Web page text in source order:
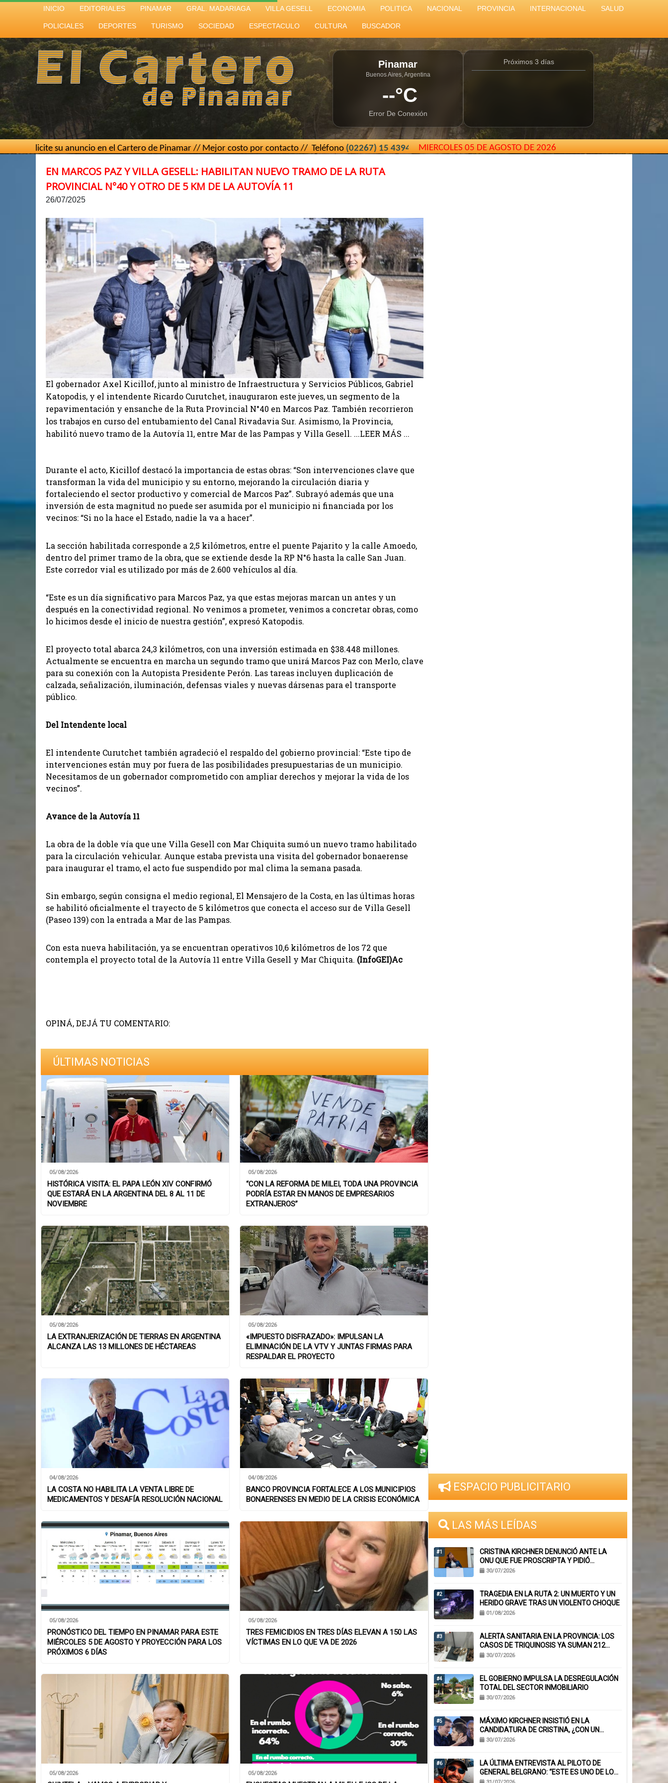
INICIO EDITORIALES PINAMAR GRAL. MADARIAGA VILLA GESELL ECONOMIA POLITICA NACIONAL PROVINCIA INTERNACIONAL SALUD
POLICIALES DEPORTES TURISMO SOCIEDAD ESPECTACULO CULTURA BUSCADOR
Pinamar
Buenos Aires, Argentina
--°C
Error De Conexión
Próximos 3 días
su anuncio en el Cartero de Pinamar // Mejor costo por contacto // Teléfono(02267) 15 439493// El Cartero de Pinamar - Buenos Aires - Argentina //
MIERCOLES 05 DE AGOSTO DE 2026
EN MARCOS PAZ Y VILLA GESELL: HABILITAN NUEVO TRAMO DE LA RUTA
PROVINCIAL N°40 Y OTRO DE 5 KM DE LA AUTOVÍA 11
26/07/2025
El gobernador Axel Kicillof, junto al ministro de Infraestructura y Servicios Públicos, Gabriel
Katopodis, y el intendente Ricardo Curutchet, inauguraron este jueves, un segmento de la
repavimentación y ensanche de la Ruta Provincial N°40 en Marcos Paz. También recorrieron
los trabajos en curso del entubamiento del Canal Rivadavia Sur. Asimismo, la Provincia,
habilitó nuevo tramo de la Autovía 11, entre Mar de las Pampas y Villa Gesell. ...LEER MÁS ...
Durante el acto, Kicillof destacó la importancia de estas obras: “Son intervenciones clave que
transforman la vida del municipio y su entorno, mejorando la circulación diaria y
fortaleciendo el sector productivo y comercial de Marcos Paz”. Subrayó además que una
inversión de esta magnitud no puede ser asumida por el municipio ni financiada por los
vecinos: “Si no la hace el Estado, nadie la va a hacer”.
La sección habilitada corresponde a 2,5 kilómetros, entre el puente Pajarito y la calle Amoedo,
dentro del primer tramo de la obra, que se extiende desde la RP N°6 hasta la calle San Juan.
Este corredor vial es utilizado por más de 2.600 vehículos al día.
“Este es un día significativo para Marcos Paz, ya que estas mejoras marcan un antes y un
después en la conectividad regional. No venimos a prometer, venimos a concretar obras, como
lo hicimos desde el inicio de nuestra gestión”, expresó Katopodis.
El proyecto total abarca 24,3 kilómetros, con una inversión estimada en $38.448 millones.
Actualmente se encuentra en marcha un segundo tramo que unirá Marcos Paz con Merlo, clave
para su conexión con la Autopista Presidente Perón. Las tareas incluyen duplicación de
calzada, señalización, iluminación, defensas viales y nuevas dársenas para el transporte
público.
Del Intendente local
El intendente Curutchet también agradeció el respaldo del gobierno provincial: “Este tipo de
intervenciones están muy por fuera de las posibilidades presupuestarias de un municipio.
Necesitamos de un gobernador comprometido con ampliar derechos y mejorar la vida de los
vecinos”.
Avance de la Autovía 11
La obra de la doble vía que une Villa Gesell con Mar Chiquita sumó un nuevo tramo habilitado
para la circulación vehicular. Aunque estaba prevista una visita del gobernador bonaerense
para inaugurar el tramo, el acto fue suspendido por mal clima la semana pasada.
Sin embargo, según consigna el medio regional, El Mensajero de la Costa, en las últimas horas
se habilitó oficialmente el trayecto de 5 kilómetros que conecta el acceso sur de Villa Gesell
(Paseo 139) con la entrada a Mar de las Pampas.
Con esta nueva habilitación, ya se encuentran operativos 10,6 kilómetros de los 72 que
contempla el proyecto total de la Autovía 11 entre Villa Gesell y Mar Chiquita. (InfoGEI)Ac
OPINÁ, DEJÁ TU COMENTARIO:
ÚLTIMAS NOTICIAS
05/08/2026
HISTÓRICA VISITA: EL PAPA LEÓN XIV CONFIRMÓ
QUE ESTARÁ EN LA ARGENTINA DEL 8 AL 11 DE
NOVIEMBRE
05/08/2026
“CON LA REFORMA DE MILEI, TODA UNA PROVINCIA
PODRÍA ESTAR EN MANOS DE EMPRESARIOS
EXTRANJEROS”
05/08/2026
LA EXTRANJERIZACIÓN DE TIERRAS EN ARGENTINA
ALCANZA LAS 13 MILLONES DE HÉCTAREAS
05/08/2026
«IMPUESTO DISFRAZADO»: IMPULSAN LA
ELIMINACIÓN DE LA VTV Y JUNTAS FIRMAS PARA
RESPALDAR EL PROYECTO
04/08/2026
LA COSTA NO HABILITA LA VENTA LIBRE DE
MEDICAMENTOS Y DESAFÍA RESOLUCIÓN NACIONAL
04/08/2026
BANCO PROVINCIA FORTALECE A LOS MUNICIPIOS
BONAERENSES EN MEDIO DE LA CRISIS ECONÓMICA
05/08/2026
PRONÓSTICO DEL TIEMPO EN PINAMAR PARA ESTE
MIÉRCOLES 5 DE AGOSTO Y PROYECCIÓN PARA LOS
PRÓXIMOS 6 DÍAS
05/08/2026
TRES FEMICIDIOS EN TRES DÍAS ELEVAN A 150 LAS
VÍCTIMAS EN LO QUE VA DE 2026
05/08/2026 05/08/2026
ESPACIO PUBLICITARIO
LAS MÁS LEÍDAS
#1
CRISTINA KIRCHNER DENUNCIÓ ANTE LA
ONU QUE FUE PROSCRIPTA Y PIDIÓ
SUSPENDER SU INHABILITACIÓN PERPETUA
30/07/2026
#2
TRAGEDIA EN LA RUTA 2: UN MUERTO Y UN
HERIDO GRAVE TRAS UN VIOLENTO CHOQUE
01/08/2026
#3
ALERTA SANITARIA EN LA PROVINCIA: LOS
CASOS DE TRIQUINOSIS YA SUMAN 212
CONFIRMADOS
30/07/2026
#4
EL GOBIERNO IMPULSA LA DESREGULACIÓN
TOTAL DEL SECTOR INMOBILIARIO
30/07/2026
#5
MÁXIMO KIRCHNER INSISTIÓ EN LA
CANDIDATURA DE CRISTINA, ¿CON UN
MENSAJE A KICILLOF?: «PONE NERVIOSOS A
30/07/2026
#6
LA ÚLTIMA ENTREVISTA AL PILOTO DE
GENERAL BELGRANO: “ESTE ES UNO DE LOS
TRABAJOS CON MÁS RIESGO”